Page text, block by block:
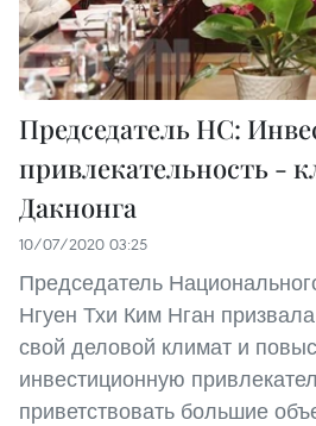
Председатель НС:
привлекательность -
Дакнонга
10/07/2020 03:25
Председатель
Нгуен Тхи Ким Нган
свой деловой климат и
инвестиционную
приветствовать большие